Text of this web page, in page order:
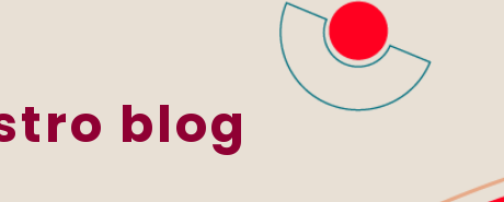
blog